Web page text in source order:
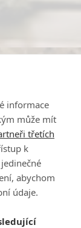
informace
může mít
třetích
k
abychom
údaje.